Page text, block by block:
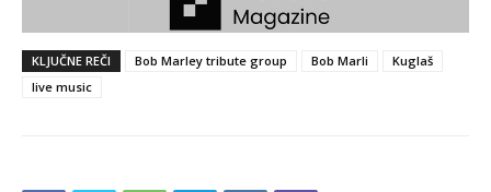
KLJUČNE REČI Bob Marley tribute group Bob Marli
Kuglaš
live music